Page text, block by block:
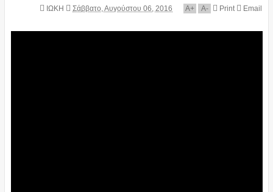
ΙΩΚΗ Σάββατο, Αυγούστου 06, 2016 A+ A- Print Email